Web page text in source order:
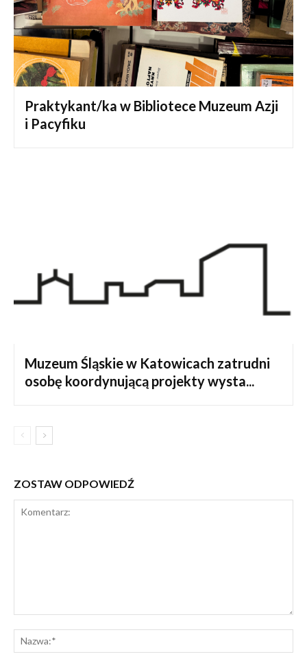
Praktykant/ka w Bibliotece Muzeum Azji
i Pacyfiku
Muzeum Śląskie w Katowicach zatrudni
osobę koordynującą projekty wysta...
ZOSTAW ODPOWIEDŹ